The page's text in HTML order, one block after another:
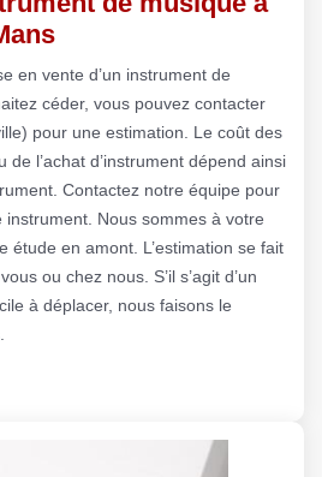
en vente d’un instrument de
céder, vous pouvez contacter
pour une estimation. Le coût des
l’achat d’instrument dépend ainsi
Contactez notre équipe pour
Nous sommes à votre
étude en amont. L’estimation se fait
ou chez nous. S’il s’agit d’un
à déplacer, nous faisons le